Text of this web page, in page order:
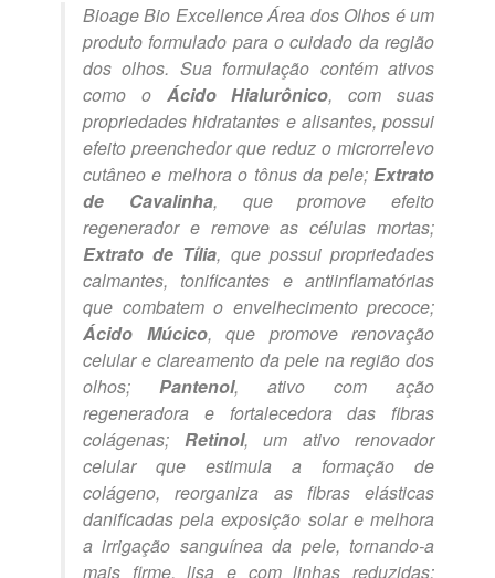
Bioage Bio Excellence Área dos Olhos é um
produto formulado para o cuidado da região
dos olhos. Sua formulação contém ativos
como o Ácido Hialurônico, com suas
propriedades hidratantes e alisantes, possui
efeito preenchedor que reduz o microrrelevo
cutâneo e melhora o tônus da pele; Extrato
de Cavalinha, que promove efeito
regenerador e remove as células mortas;
Extrato de Tília, que possui propriedades
calmantes, tonificantes e antiinflamatórias
que combatem o envelhecimento precoce;
Ácido Múcico, que promove renovação
celular e clareamento da pele na região dos
olhos; Pantenol, ativo com ação
regeneradora e fortalecedora das fibras
colágenas; Retinol, um ativo renovador
celular que estimula a formação de
colágeno, reorganiza as fibras elásticas
danificadas pela exposição solar e melhora
a irrigação sanguínea da pele, tornando-a
mais firme, lisa e com linhas reduzidas;